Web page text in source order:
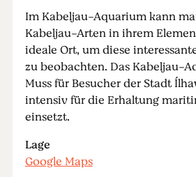
Im Kabeljau-Aquarium kann
Kabeljau-Arten in ihrem
ideale Ort, um diese
zu beobachten. Das Kabeljau-
Muss für Besucher der Stadt
intensiv für die Erhaltung
einsetzt.
Lage
Google Maps